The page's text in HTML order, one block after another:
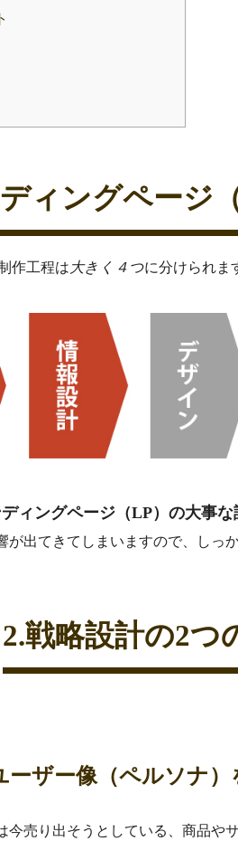
ィングページ
作工程は 大きく４つに分けられま
ィングページ（LP）の大事な
が出てきてしまいますので、しっ
2.戦略設計の2つ
ーザー像（ペルソナ）
今売り出そうとしている、商品や